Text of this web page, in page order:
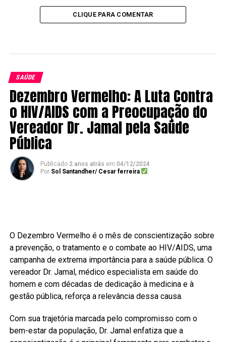
CLIQUE PARA COMENTAR
SAÚDE
Dezembro Vermelho: A Luta Contra
o HIV/AIDS com a Preocupação do
Vereador Dr. Jamal pela Saúde
Pública
Publicado 2 anos atrás em 04/12/2024
Por Sol Santandher/ Cesar ferreira
O Dezembro Vermelho é o mês de conscientização sobre
a prevenção, o tratamento e o combate ao HIV/AIDS, uma
campanha de extrema importância para a saúde pública. O
vereador Dr. Jamal, médico especialista em saúde do
homem e com décadas de dedicação à medicina e à
gestão pública, reforça a relevância dessa causa.
Com sua trajetória marcada pelo compromisso com o
bem-estar da população, Dr. Jamal enfatiza que a